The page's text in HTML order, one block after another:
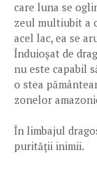
care luna se
zeul multiubit a
acel lac, ea se
Înduioşat de
nu este capabil
o stea
zonelor
În limbajul
purităţii inimii.